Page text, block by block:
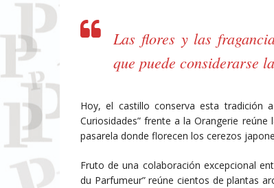
Las flores y las
que puede considerarse
Hoy, el castillo conserva esta tradición
Curiosidades” frente a la Orangerie
pasarela donde florecen los cerezos
Fruto de una colaboración excepcional
du Parfumeur” reúne cientos de plantas